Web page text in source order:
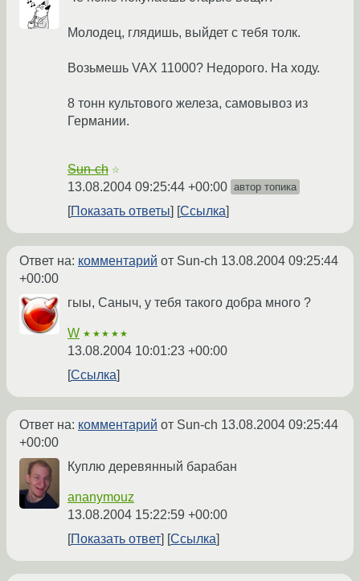
Молодец, глядишь, выйдет с тебя толк.
Возьмешь VAX 11000? Недорого. На ходу.
8 тонн культового железа, самовывоз из
Германии.
Sun-ch ☆
13.08.2004 09:25:44 +00:00 автор топика
Показать ответы Ссылка
Ответ на: комментарий от Sun-ch 13.08.2004 09:25:44
+00:00
гыы, Саныч, у тебя такого добра много ?
W ★★★★★
13.08.2004 10:01:23 +00:00
Ссылка
Ответ на: комментарий от Sun-ch 13.08.2004 09:25:44
+00:00
Куплю деревянный барабан
ananymouz
13.08.2004 15:22:59 +00:00
Показать ответ
Ссылка